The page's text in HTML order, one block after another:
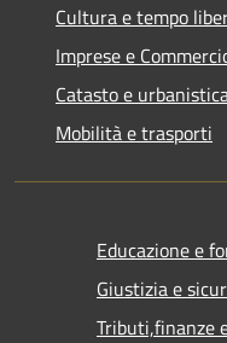
Cultura e tempo
Imprese e
Catasto e
Mobilità e trasporti
Educazione e
Giustizia e
Tributi,finanze